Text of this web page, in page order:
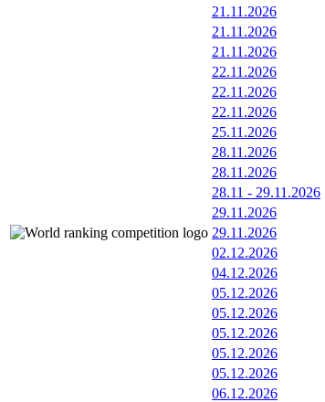
21.11.2026
21.11.2026
21.11.2026
22.11.2026
22.11.2026
22.11.2026
25.11.2026
28.11.2026
28.11.2026
28.11 - 29.11.2026
29.11.2026
29.11.2026
02.12.2026
04.12.2026
05.12.2026
05.12.2026
05.12.2026
05.12.2026
05.12.2026
06.12.2026